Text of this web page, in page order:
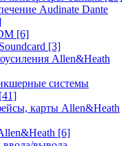
Audinate Dante
[6]
[3]
Allen&Heath
системы
[41]
карты Allen&Heath
[6]